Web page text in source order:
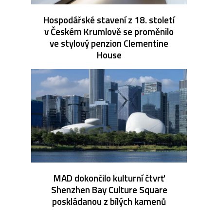
Hospodářské stavení z 18. století
v Českém Krumlově se proměnilo
ve stylový penzion Clementine
House
MAD dokončilo kulturní čtvrť
Shenzhen Bay Culture Square
poskládanou z bílých kamenů